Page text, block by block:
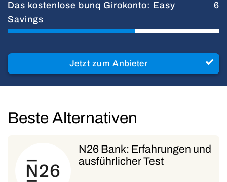
Das kostenlose bunq Girokonto: Easy
Savings
6
Jetzt zum Anbieter
Beste Alternativen
N26 Bank: Erfahrungen und
ausführlicher Test